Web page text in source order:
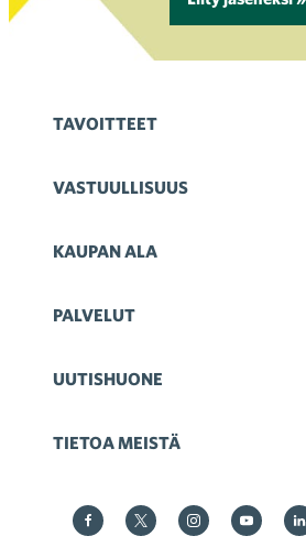
TAVOITTEET
VASTUULLISUUS
KAUPAN ALA
PALVELUT
UUTISHUONE
TIETOA MEISTÄ
Kauppa Facebookissa
Kauppa Twitterissä
Kauppa on